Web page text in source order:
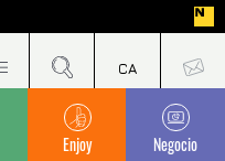
Enjoy Negocio